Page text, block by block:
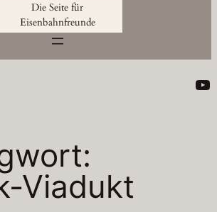
Die Seite für
Eisenbahnfreunde
Viadukt